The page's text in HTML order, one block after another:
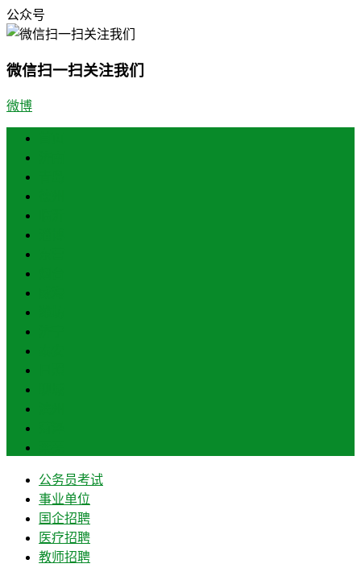
公众号
微信扫一扫关注我们
微博
公务员考试
事业单位
国企招聘
医疗招聘
教师招聘